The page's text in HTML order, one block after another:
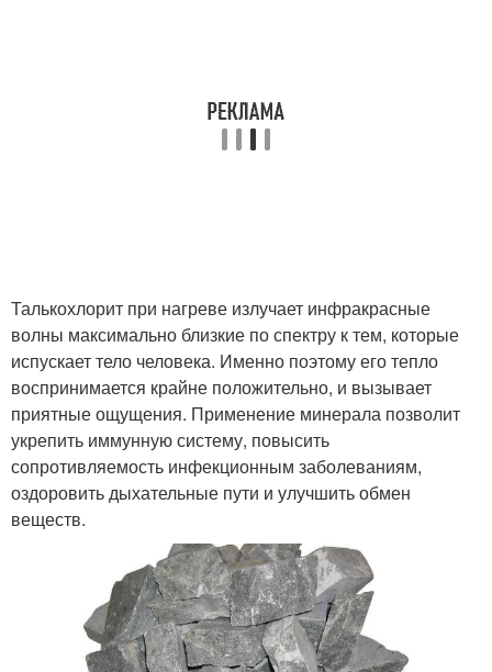
Талькохлорит при нагреве излучает инфракрасные
волны максимально близкие по спектру к тем, которые
испускает тело человека. Именно поэтому его тепло
воспринимается крайне положительно, и вызывает
приятные ощущения. Применение минерала позволит
укрепить иммунную систему, повысить
сопротивляемость инфекционным заболеваниям,
оздоровить дыхательные пути и улучшить обмен
веществ.